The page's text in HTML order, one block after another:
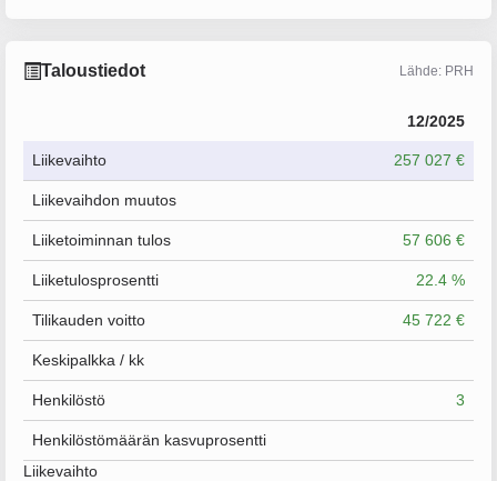
Taloustiedot Lähde: PRH
12/2025
Liikevaihto 257 027 €
Liikevaihdon muutos
Liiketoiminnan tulos 57 606 €
Liiketulosprosentti 22.4 %
Tilikauden voitto 45 722 €
Keskipalkka / kk
Henkilöstö 3
Henkilöstömäärän kasvuprosentti
Liikevaihto